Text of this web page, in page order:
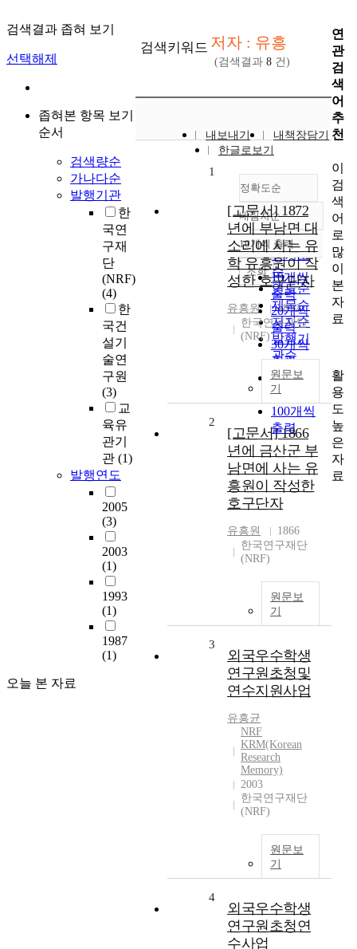
검색결과 좁혀 보기
선택해제
좁혀본 항목 보기
순서
검색량순
가나다순
발행기관
한
국연
구재
단
(NRF)
(4)
한
국건
설기
술연
구원
(3)
교
육유
관기
관 (1)
발행연도
2005
(3)
2003
(1)
1993
(1)
1987
(1)
오늘 본 자료
검색키워드 저자 : 유흥
(검색결과 8 건)
내보내기
내책장담기
한글로보기
정확도순
정확도
순
인기도
순
연도순
제목순
저자순
발행기
관순
내림차순
내림차순
10개씩 출력
10개씩
출력
20개씩
출력
30개씩
출력
50개씩
출력
100개씩
출력
조회
1
[고문서] 1872
년에 부남면 대
소리에 사는 유
학 유흥원이 작
성한 호구단자
유흥원
1872
한국연구재단
(NRF)
원문보
기
2
[고문서] 1866
년에 금산군 부
남면에 사는 유
흥원이 작성한
호구단자
유흥원
1866
한국연구재단
(NRF)
원문보
기
3
외국우수학생
연구원초청및
연수지원사업
유흥균
NRF
KRM(Korean
Research
Memory)
2003
한국연구재단
(NRF)
원문보
기
4
외국우수학생
연구원초청연
수사업
연
관
검
색
어
추
천
이
검
색
어
로
많
이
본
자
료
활
용
도
높
은
자
료